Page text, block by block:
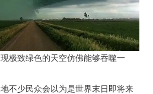
极致绿色的天空仿佛能够吞噬一
不少民众会以为是世界末日即将来